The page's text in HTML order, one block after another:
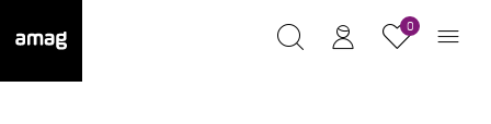
0